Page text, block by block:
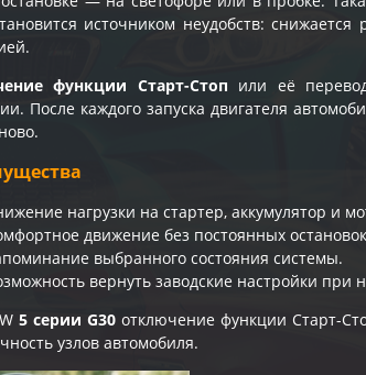
источником неудобств:
функции Старт-Стоп или её
После каждого запуска двигателя
нагрузки на стартер, аккумулятор и
движение без постоянных
выбранного состояния системы.
вернуть заводские настройки при
5 серии G30 отключение функции Старт-
узлов автомобиля.